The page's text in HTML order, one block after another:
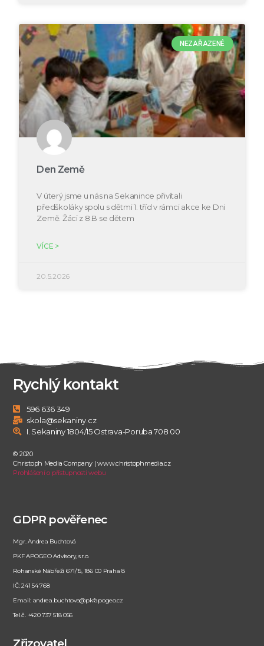
NEZAŘAZENÉ
Den Země
V úterý jsme u nás na Sekanince přivítali
předškoláky spolu s dětmi 1. tříd v rámci akce ke Dni
Země. Žáci z 8.B se dětem
VÍCE >
20.5.2026
Rychlý kontakt
596 636 349
skola@sekaniny.cz
I. Sekaniny 1804/15 Ostrava-Poruba 708 00
© 2020
Christoph Media Company | www.christophmedia.cz
Prohlášení o přístupnosti webu
GDPR pověřenec
Mgr. Andrea Buchtová
PKF APOGEO Advisory, s.r.o.
Rohanské Nábřeží 671/15, 186 00 Praha 8
IČ: 241 54 768
Email: andrea.buchtova@pkfapogeo.cz
Tel.č. +420 737 518 056
Zřizovatel